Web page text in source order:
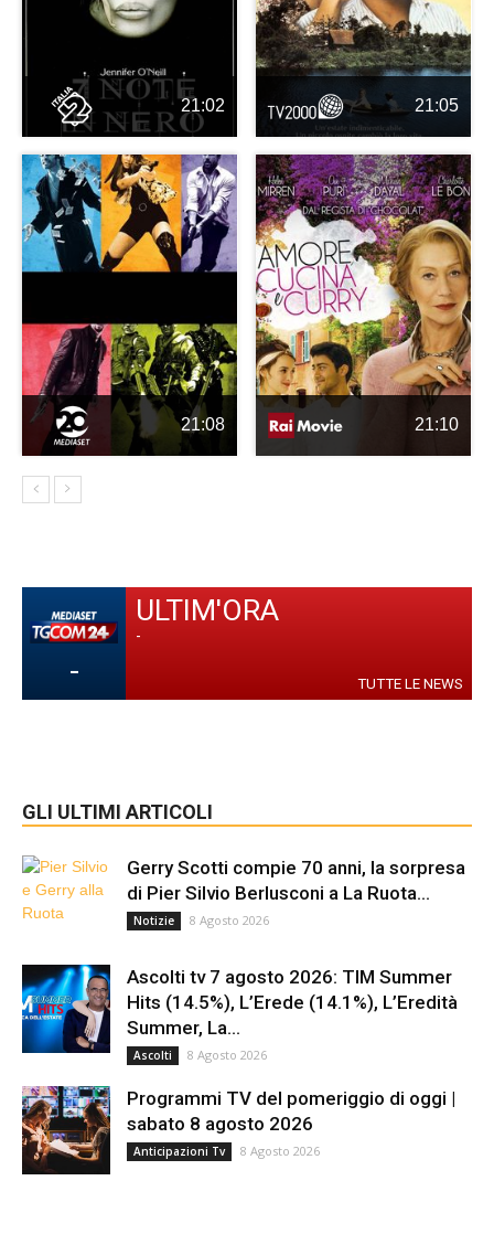
21:02 21:05
21:08 21:10
-
ULTIM'ORA
-
TUTTE LE NEWS
GLI ULTIMI ARTICOLI
Gerry Scotti compie 70 anni, la sorpresa
di Pier Silvio Berlusconi a La Ruota...
Notizie 8 Agosto 2026
Ascolti tv 7 agosto 2026: TIM Summer
Hits (14.5%), L’Erede (14.1%), L’Eredità
Summer, La...
Ascolti 8 Agosto 2026
Programmi TV del pomeriggio di oggi |
sabato 8 agosto 2026
Anticipazioni Tv 8 Agosto 2026